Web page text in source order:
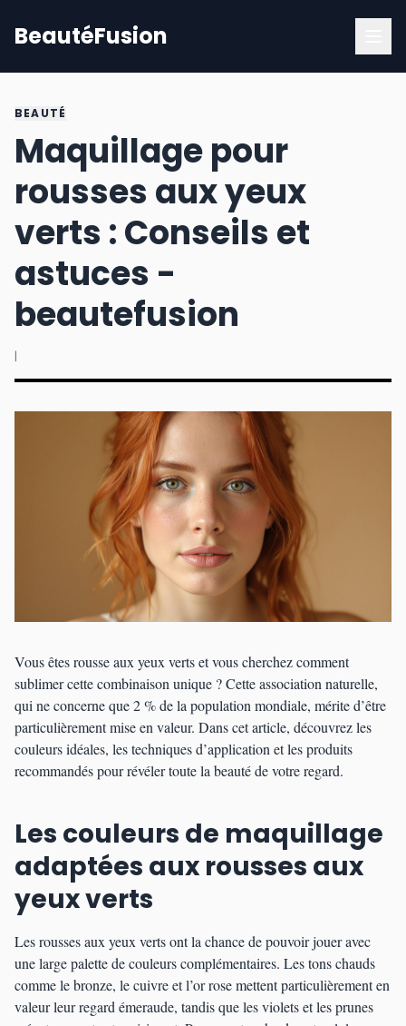
BeautéFusion
BEAUTÉ
Maquillage pour
rousses aux yeux
verts : Conseils et
astuces -
beautefusion
|
Vous êtes rousse aux yeux verts et vous cherchez comment
sublimer cette combinaison unique ? Cette association naturelle,
qui ne concerne que 2 % de la population mondiale, mérite d’être
particulièrement mise en valeur. Dans cet article, découvrez les
couleurs idéales, les techniques d’application et les produits
recommandés pour révéler toute la beauté de votre regard.
Les couleurs de maquillage
adaptées aux rousses aux
yeux verts
Les rousses aux yeux verts ont la chance de pouvoir jouer avec
une large palette de couleurs complémentaires. Les tons chauds
comme le bronze, le cuivre et l’or rose mettent particulièrement en
valeur leur regard émeraude, tandis que les violets et les prunes